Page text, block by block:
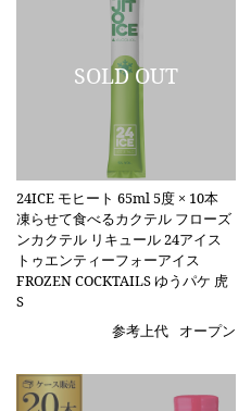
24ICE モヒート 65ml 5度 × 10本
凍らせて食べるカクテル フローズ
ンカクテル リキュール 24アイス
トゥエンティーフォーアイス
FROZEN COCKTAILS ゆうパケ 虎
S
参考上代
オープン